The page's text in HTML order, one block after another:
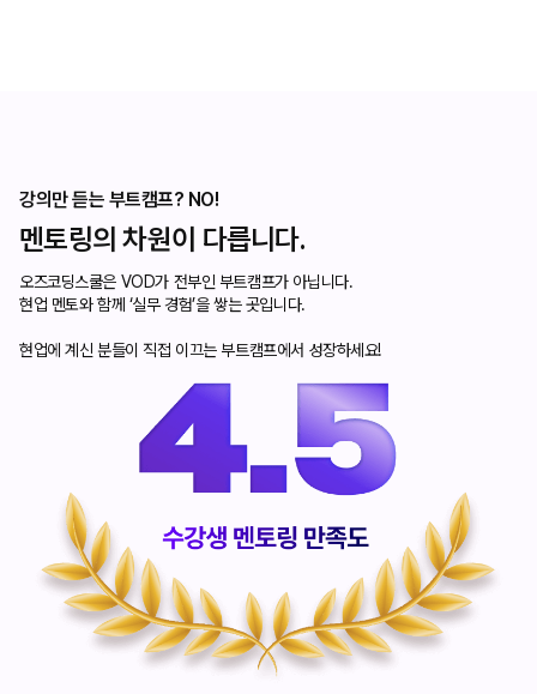
강의만 듣는 부트캠프? NO!
멘토링의 차원이 다릅니다.
오즈코딩스쿨은 VOD가 전부인 부트캠프가 아닙니다.
현업 멘토와 함께 ‘실무 경험’을 쌓는 곳입니다.
현업에 계신 분들이 직접 이끄는 부트캠프에서 성장하세요!